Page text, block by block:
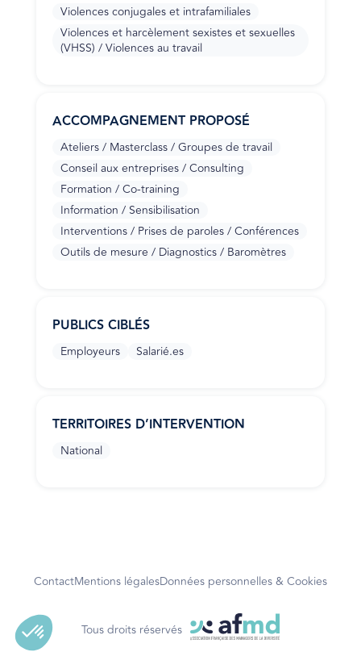
Violences conjugales et intrafamiliales
Violences et harcèlement sexistes et sexuelles
(VHSS) / Violences au travail
ACCOMPAGNEMENT PROPOSÉ
Ateliers / Masterclass / Groupes de travail
Conseil aux entreprises / Consulting
Formation / Co-training
Information / Sensibilisation
Interventions / Prises de paroles / Conférences
Outils de mesure / Diagnostics / Baromètres
PUBLICS CIBLÉS
Employeurs Salarié.es
TERRITOIRES D’INTERVENTION
National
ContactMentions légalesDonnées personnelles & Cookies
Tous droits réservés